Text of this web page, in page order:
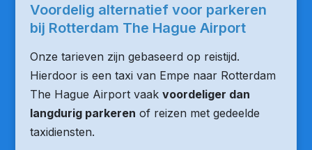
Voordelig alternatief voor parkeren
bij Rotterdam The Hague Airport
Onze tarieven zijn gebaseerd op reistijd.
Hierdoor is een taxi van Empe naar Rotterdam
The Hague Airport vaak voordeliger dan
langdurig parkeren of reizen met gedeelde
taxidiensten.